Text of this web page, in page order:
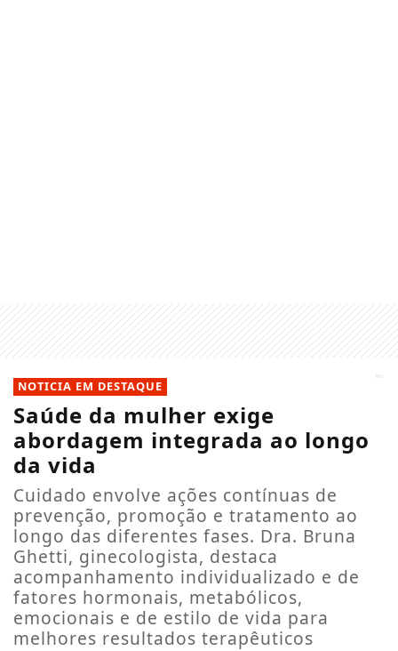
NOTICIA EM DESTAQUE
Saúde da mulher exige
abordagem integrada ao longo
da vida
Cuidado envolve ações contínuas de
prevenção, promoção e tratamento ao
longo das diferentes fases. Dra. Bruna
Ghetti, ginecologista, destaca
acompanhamento individualizado e de
fatores hormonais, metabólicos,
emocionais e de estilo de vida para
melhores resultados terapêuticos